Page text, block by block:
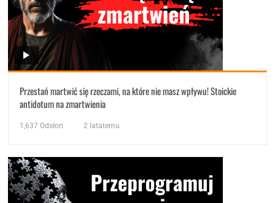
Przestań martwić się rzeczami, na które nie masz wpływu! Stoickie
antidotum na zmartwienia
1,637 Odsłon 2 latatemu